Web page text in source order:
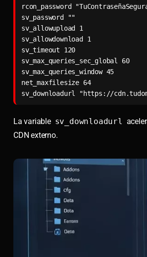
rcon_password
sv_password ""
sv_allowupload 1
sv_allowdownload 1
sv_timeout 120
sv_max_queries_sec_global 60
sv_max_queries_window 45
net_maxfilesize 64
sv_downloadurl "https://
La variable sv_downloadurl
CDN externo.